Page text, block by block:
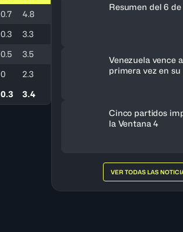
0.7
4.8
0.3
3.3
0.5
3.5
0
2.3
0.3 3.4
Resumen del 6 de
Venezuela vence
primera vez en
Cinco partidos
la Ventana 4
VER TODAS LAS